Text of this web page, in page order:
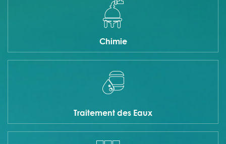
Chimie
Traitement des Eaux